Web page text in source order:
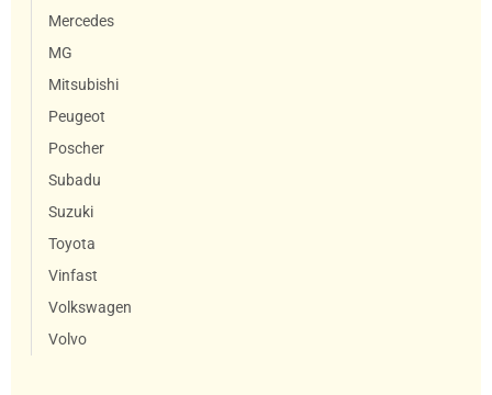
Mercedes
MG
Mitsubishi
Peugeot
Poscher
Subadu
Suzuki
Toyota
Vinfast
Volkswagen
Volvo